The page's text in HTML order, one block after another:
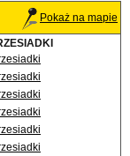
Pokaż na mapie